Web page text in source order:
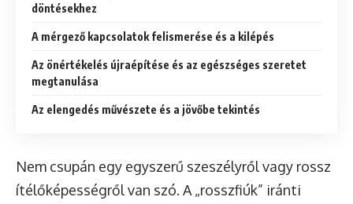
döntésekhez
A mérgező kapcsolatok felismerése és a kilépés
Az önértékelés újraépítése és az egészséges szeretet
megtanulása
Az elengedés művészete és a jövőbe tekintés
Nem csupán egy egyszerű szeszélyről vagy rossz
ítélőképességről van szó. A „rosszfiúk” iránti